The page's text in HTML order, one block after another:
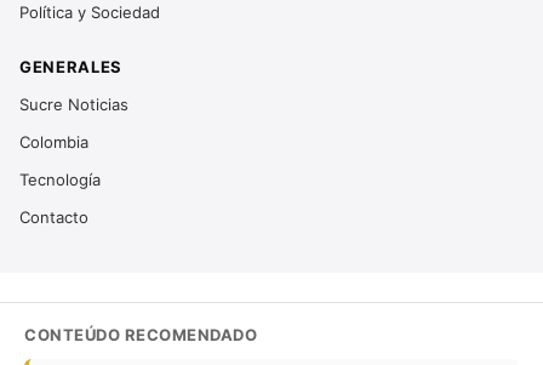
Política y Sociedad
GENERALES
Sucre Noticias
Colombia
Tecnología
Contacto
CONTEÚDO RECOMENDADO